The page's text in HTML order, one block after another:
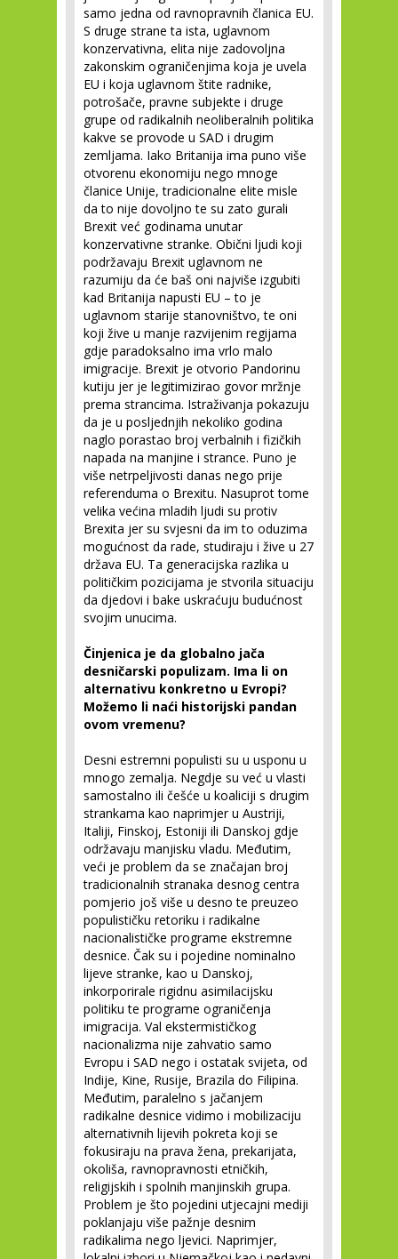
samo jedna od ravnopravnih članica EU.
S druge strane ta ista, uglavnom
konzervativna, elita nije zadovoljna
zakonskim ograničenjima koja je uvela
EU i koja uglavnom štite radnike,
potrošače, pravne subjekte i druge
grupe od radikalnih neoliberalnih politika
kakve se provode u SAD i drugim
zemljama. Iako Britanija ima puno više
otvorenu ekonomiju nego mnoge
članice Unije, tradicionalne elite misle
da to nije dovoljno te su zato gurali
Brexit već godinama unutar
konzervativne stranke. Obični ljudi koji
podržavaju Brexit uglavnom ne
razumiju da će baš oni najviše izgubiti
kad Britanija napusti EU – to je
uglavnom starije stanovništvo, te oni
koji žive u manje razvijenim regijama
gdje paradoksalno ima vrlo malo
imigracije. Brexit je otvorio Pandorinu
kutiju jer je legitimizirao govor mržnje
prema strancima. Istraživanja pokazuju
da je u posljednjih nekoliko godina
naglo porastao broj verbalnih i fizičkih
napada na manjine i strance. Puno je
više netrpeljivosti danas nego prije
referenduma o Brexitu. Nasuprot tome
velika većina mladih ljudi su protiv
Brexita jer su svjesni da im to oduzima
mogućnost da rade, studiraju i žive u 27
država EU. Ta generacijska razlika u
političkim pozicijama je stvorila situaciju
da djedovi i bake uskraćuju budućnost
svojim unucima.
Činjenica je da globalno jača
desničarski populizam. Ima li on
alternativu konkretno u Evropi?
Možemo li naći historijski pandan
ovom vremenu?
Desni estremni populisti su u usponu u
mnogo zemalja. Negdje su već u vlasti
samostalno ili češće u koaliciji s drugim
strankama kao naprimjer u Austriji,
Italiji, Finskoj, Estoniji ili Danskoj gdje
održavaju manjisku vladu. Međutim,
veći je problem da se značajan broj
tradicionalnih stranaka desnog centra
pomjerio još više u desno te preuzeo
populističku retoriku i radikalne
nacionalističke programe ekstremne
desnice. Čak su i pojedine nominalno
lijeve stranke, kao u Danskoj,
inkorporirale rigidnu asimilacijsku
politiku te programe ograničenja
imigracija. Val ekstermističkog
nacionalizma nije zahvatio samo
Evropu i SAD nego i ostatak svijeta, od
Indije, Kine, Rusije, Brazila do Filipina.
Međutim, paralelno s jačanjem
radikalne desnice vidimo i mobilizaciju
alternativnih lijevih pokreta koji se
fokusiraju na prava žena, prekarijata,
okoliša, ravnopravnosti etničkih,
religijskih i spolnih manjinskih grupa.
Problem je što pojedini utjecajni mediji
poklanjaju više pažnje desnim
radikalima nego ljevici. Naprimjer,